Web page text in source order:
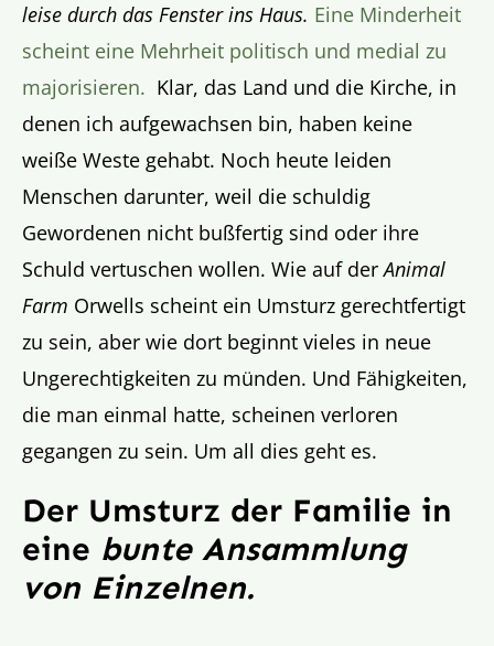
leise durch das Fenster ins Haus. Eine Minderheit
scheint eine Mehrheit politisch und medial zu
majorisieren. Klar, das Land und die Kirche, in
denen ich aufgewachsen bin, haben keine
weiße Weste gehabt. Noch heute leiden
Menschen darunter, weil die schuldig
Gewordenen nicht bußfertig sind oder ihre
Schuld vertuschen wollen. Wie auf derAnimal
Farm Orwells scheint ein Umsturz gerechtfertigt
zu sein, aber wie dort beginnt vieles in neue
Ungerechtigkeiten zu münden. Und Fähigkeiten,
die man einmal hatte, scheinen verloren
gegangen zu sein. Um all dies geht es.
Der Umsturz der Familie in
eine bunte Ansammlung
von Einzelnen.